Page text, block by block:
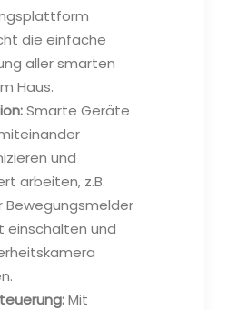
die einfache
aller smarten
Haus.
Smarte Geräte
und
arbeiten, z.B.
Bewegungsmelder
einschalten und
Mit